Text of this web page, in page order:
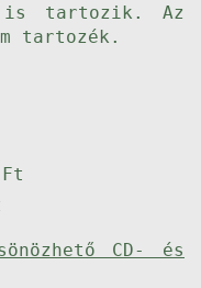
is tartozik. Az
tartozék.
CD- és